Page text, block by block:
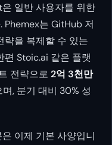
일반 사용자를 위한
Phemex는 GitHub 저
략을 복제할 수 있는
편 Stoic.ai 같은 플랫
전략으로 2억 3천만
, 분기 대비 30% 성
이제 기본 사양입니